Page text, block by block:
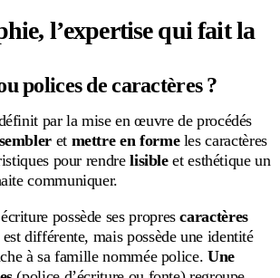
l’expertise qui fait la
polices de caractères ?
par la mise en œuvre de procédés
et mettre en formeles caractères
pour rendrelisibleet esthétique un
communiquer.
possède ses proprescaractères
différente, mais possède une identité
à sa famille nommée police. Une